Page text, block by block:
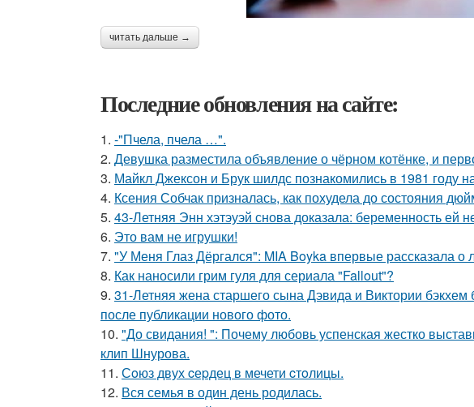
читать дальше →
Последние обновления на сайте:
1. -"Пчела, пчела …".
2. Девушка разместила объявление о чёрном котёнке, и
3. Майкл Джексон и Брук шилдс познакомились в 1981 году
4. Ксения Собчак призналась, как похудела до состояния
5. 43-Летняя Энн хэтэуэй снова доказала: беременность ей
6. Это вам не игрушки!
7. "У Меня Глаз Дёргался": MIA Boyka впервые рассказала о
8. Как наносили грим гуля для сериала "Fallout"?
9. 31-Летняя жена старшего сына Дэвида и Виктории
после публикации нового фото.
10. "До свидания! ": Почему любовь успенская жестко
клип Шнурова.
11. Сoюз двух cеpдец в мечети cтoлицы.
12. Вся семья в один день родилась.